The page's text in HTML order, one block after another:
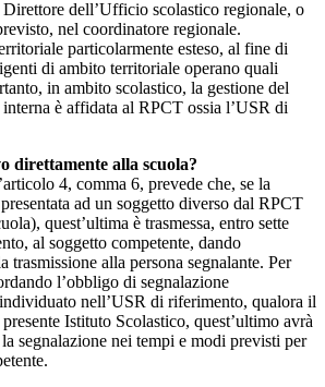
dell’Ufficio scolastico regionale, o
nel coordinatore regionale.
particolarmente esteso, al fine di
di ambito territoriale operano quali
in ambito scolastico, la gestione del
è affidata al RPCT ossia l’USR di
direttamente alla scuola?
4, comma 6, prevede che, se la
ad un soggetto diverso dal RPCT
quest’ultima è trasmessa, entro sette
al soggetto competente, dando
trasmissione alla persona segnalante. Per
l’obbligo di segnalazione
nell’USR di riferimento, qualora il
Istituto Scolastico, quest’ultimo avrà
segnalazione nei tempi e modi previsti per